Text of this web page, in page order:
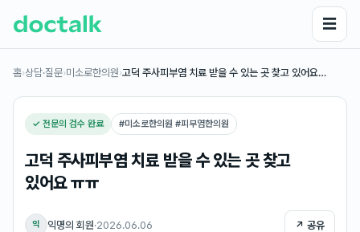
☰
홈›상담·질문›미소로한의원›고덕 주사피부염 치료 받을 수 있는 곳 찾고 있어요…
✓ 전문의 검수 완료 #미소로한의원 #피부염한의원
고덕 주사피부염 치료 받을 수 있는 곳 찾고
있어요 ㅠㅠ
익 익명의 회원·2026.06.06 ↗ 공유